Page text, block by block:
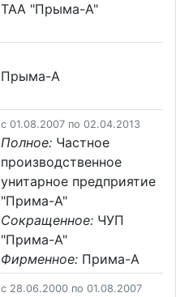
ТАА "Прыма-А"
Прыма-А
c 01.08.2007 по 02.04.2013
Полное: Частное
производственное
унитарное предприятие
"Прима-А"
Сокращенное: ЧУП
"Прима-А"
Фирменное: Прима-А
c 28.06.2000 по 01.08.2007